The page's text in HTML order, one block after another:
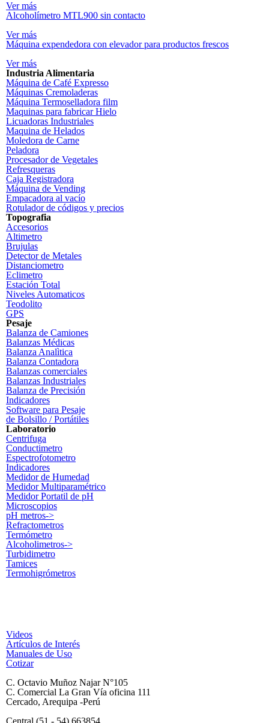
Ver más
Alcoholímetro MTL900 sin contacto
Ver más
Máquina expendedora con elevador para productos frescos
Ver más
Industria Alimentaria
Máquina de Café Expresso
Máquinas Cremoladeras
Máquina Termoselladora film
Maquinas para fabricar Hielo
Licuadoras Industriales
Maquina de Helados
Moledora de Carne
Peladora
Procesador de Vegetales
Refresqueras
Caja Registradora
Máquina de Vending
Empacadora al vacío
Rotulador de códigos y precios
Topografia
Accesorios
Altimetro
Brujulas
Detector de Metales
Distanciometro
Eclimetro
Estación Total
Niveles Automaticos
Teodolito
GPS
Pesaje
Balanza de Camiones
Balanzas Médicas
Balanza Analìtica
Balanza Contadora
Balanzas comerciales
Balanzas Industriales
Balanza de Precisión
Indicadores
Software para Pesaje
de Bolsillo / Portátiles
Laboratorio
Centrifuga
Conductimetro
Espectrofotometro
Indicadores
Medidor de Humedad
Medidor Multiparamétrico
Medidor Portatil de pH
Microscopios
pH metros->
Refractometros
Termómetro
Alcoholimetros->
Turbidimetro
Tamices
Termohigrómetros
Videos
Artículos de Interés
Manuales de Uso
Cotizar
C. Octavio Muñoz Najar N°105
C. Comercial La Gran Vía oficina 111
Cercado, Arequipa -Perú